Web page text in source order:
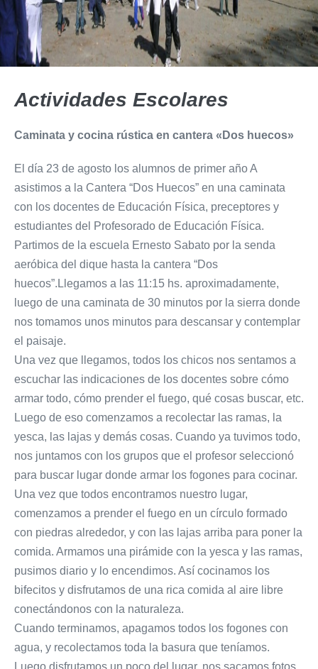
Actividades Escolares
Caminata y cocina rústica en cantera «Dos huecos»
El día 23 de agosto los alumnos de primer año A
asistimos a la Cantera “Dos Huecos” en una caminata
con los docentes de Educación Física, preceptores y
estudiantes del Profesorado de Educación Física.
Partimos de la escuela Ernesto Sabato por la senda
aeróbica del dique hasta la cantera “Dos
huecos”.Llegamos a las 11:15 hs. aproximadamente,
luego de una caminata de 30 minutos por la sierra donde
nos tomamos unos minutos para descansar y contemplar
el paisaje.
Una vez que llegamos, todos los chicos nos sentamos a
escuchar las indicaciones de los docentes sobre cómo
armar todo, cómo prender el fuego, qué cosas buscar, etc.
Luego de eso comenzamos a recolectar las ramas, la
yesca, las lajas y demás cosas. Cuando ya tuvimos todo,
nos juntamos con los grupos que el profesor seleccionó
para buscar lugar donde armar los fogones para cocinar.
Una vez que todos encontramos nuestro lugar,
comenzamos a prender el fuego en un círculo formado
con piedras alrededor, y con las lajas arriba para poner la
comida. Armamos una pirámide con la yesca y las ramas,
pusimos diario y lo encendimos. Así cocinamos los
bifecitos y disfrutamos de una rica comida al aire libre
conectándonos con la naturaleza.
Cuando terminamos, apagamos todos los fogones con
agua, y recolectamos toda la basura que teníamos.